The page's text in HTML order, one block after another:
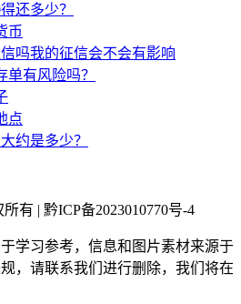
还多少？
币
吗我的征信会不会有影响
有风险吗？
点
约是多少？
有 | 黔ICP备2023010770号-4
学习参考，信息和图片素材来源于
，请联系我们进行删除，我们将在